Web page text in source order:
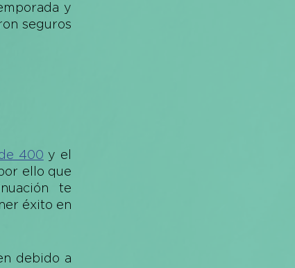
y
seguros
400 y el
te
éxito en
debido a